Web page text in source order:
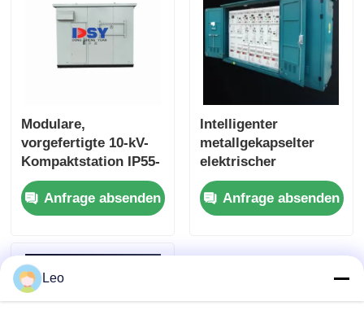
Modulare,
vorgefertigte 10-kV-
Kompaktstation IP55-
Schutz für Kraftwerke
Anfrage absenden
Intelligenter
metallgekapselter
elektrischer
Verteilerschrank für
Außenbereiche,
Unterstationsbox,
Anfrage absenden
Leo